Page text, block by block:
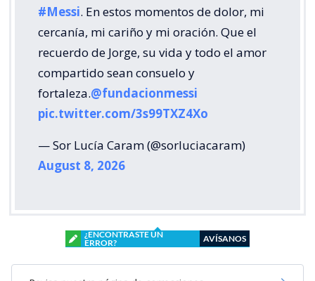
#Messi. En estos momentos de dolor, mi
cercanía, mi cariño y mi oración. Que el
recuerdo de Jorge, su vida y todo el amor
compartido sean consuelo y
fortaleza.@fundacionmessi
pic.twitter.com/3s99TXZ4Xo
— Sor Lucía Caram (@sorluciacaram)
August 8, 2026
¿ENCONTRASTE UN
ERROR?
AVÍSANOS